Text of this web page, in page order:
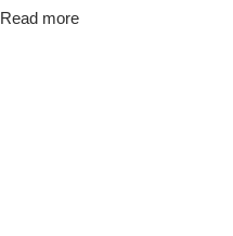
5.00
out of 5
Read more